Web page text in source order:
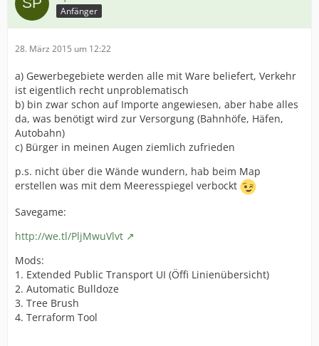
Anfänger
28. März 2015 um 12:22
a) Gewerbegebiete werden alle mit Ware beliefert, Verkehr
ist eigentlich recht unproblematisch
b) bin zwar schon auf Importe angewiesen, aber habe alles
da, was benötigt wird zur Versorgung (Bahnhöfe, Häfen,
Autobahn)
c) Bürger in meinen Augen ziemlich zufrieden
p.s. nicht über die Wände wundern, hab beim Map
erstellen was mit dem Meeresspiegel verbockt
Savegame:
http://we.tl/PljMwuVlvt
Mods:
1. Extended Public Transport UI (Öffi Linienübersicht)
2. Automatic Bulldoze
3. Tree Brush
4. Terraform Tool